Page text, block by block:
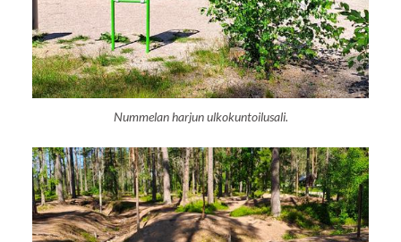
Nummelan harjun ulkokuntoilusali.